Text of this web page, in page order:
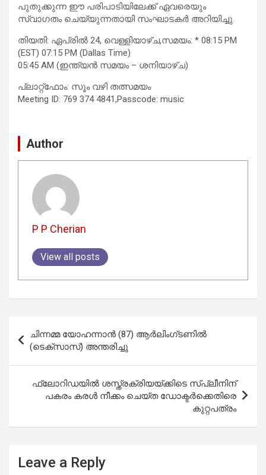
പുതുക്കുന്ന ഈ പരിപാടിയിലേക്ക് ഏവരെയും
സ്വാഗതം ചെയ്യുന്നതായി സംഘാടകർ അറിയിച്ചു.
തിയതി: ഏപ്രിൽ 24, വെള്ളിയാഴ്ച,സമയം: * 08:15 PM
(EST) 07:15 PM (Dallas Time)
05:45 AM (ഇന്ത്യൻ സമയം – ശനിയാഴ്ച)
പ്ലാറ്റ്‌ഫോം: സൂം വഴി തത്സമയം
Meeting ID: 769 374 4841,Passcode: music
Author
P P Cherian
View all posts
navigation
ചിന്നമ്മ യോഹന്നാൻ (87) ആർലിംഗ്ടണിൽ
(ടെക്സാസ്) അന്തരിച്ചു
ഫ്ലോറിഡയിൽ ശസ്ത്രക്രിയയ്ക്കിടെ സ്പ്ലീനിന്
പകരം കരൾ നീക്കം ചെയ്ത ഡോക്ടർക്കെതിരെ
കുറ്റപത്രം
Leave a Reply